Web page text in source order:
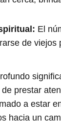
El
de viejos
prestar
a estar
hacia un